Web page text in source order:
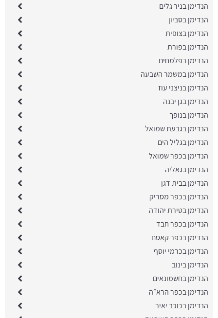
הנדימן בניר גלים
הנדימן בסביון
הנדימן בצופית
הנדימן בפורת
הנדימן בפלמחים
הנדימן במשמר השבעה
הנדימן בניצני עוז
הנדימן בגן יבנה
הנדימן בנופך
הנדימן בגבעת שמואל
הנדימן בגליל הים
הנדימן בכפר שמואל
הנדימן בגאליה
הנדימן בבית דגן
הנדימן בכפר מסריק
הנדימן בטירת יהודה
הנדימן בכפר חבד
הנדימן בכפר קאסם
הנדימן בכרמי יוסף
הנדימן בינוב
הנדימן בחשמונאים
הנדימן בכפר הרא״ה
הנדימן בכוכב יאיר